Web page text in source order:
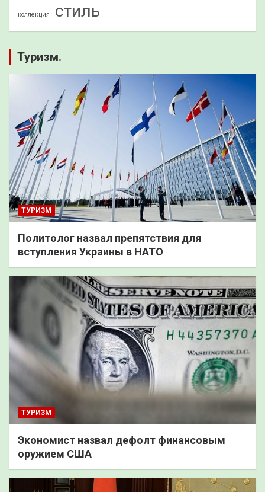
коллекция стиль
Туризм.
ТУРИЗМ
Политолог назвал препятствия для
вступления Украины в НАТО
ТУРИЗМ
Экономист назвал дефолт финансовым
оружием США